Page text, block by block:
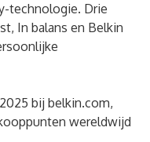
technologie. Drie
In balans en Belkin
bij belkin.com,
wereldwijd